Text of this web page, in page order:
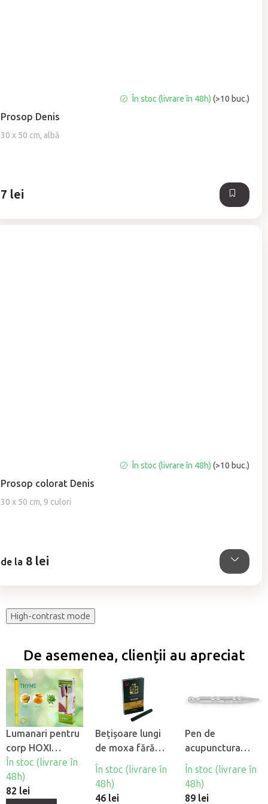
Prosop Denis
30 x 50 cm, albă
a
produsului
stele.
În stoc (livrare în 48h)(>10 buc.)
7 lei
Prosop colorat Denis
30 x 50 cm, 9 culori
a
produsului
stele.
În stoc (livrare în 48h)(>10 buc.)
de la 8 lei
High-contrast mode
De asemenea, clienții au apreciat
Lumanari pentru
corp HOXI
Cimbru, 10 buc
În stoc (livrare în
48h)
82 lei
Bețișoare lungi
de moxa fără
fum, 5 buc
În stoc (livrare în
48h)
46 lei
Pen de
acupunctura
Fabulo Pen
În stoc (livrare în
48h)
89 lei